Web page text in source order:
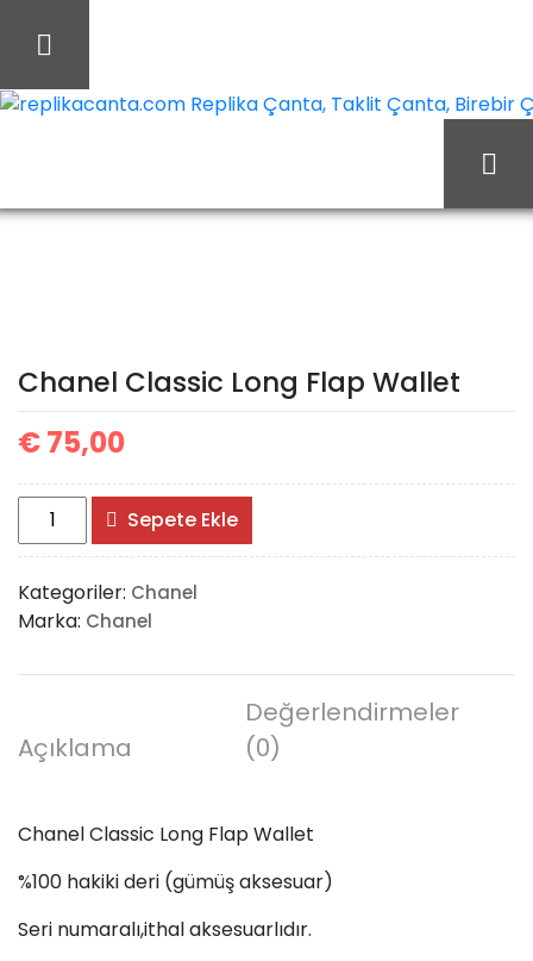
Chanel Classic Long Flap Wallet
€75,00
Chanel
Classic
Long
Flap
Wallet
Sepete Ekle
Kategoriler: Chanel
Marka: Chanel
Açıklama
Değerlendirmeler
(0)
Chanel Classic Long Flap Wallet
%100 hakiki deri (gümüş aksesuar)
Seri numaralı,ithal aksesuarlıdır.